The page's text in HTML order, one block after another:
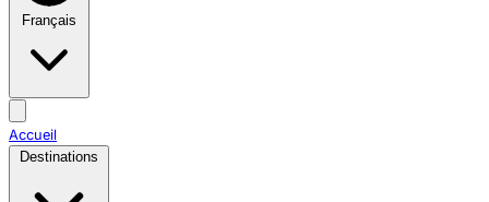
Français
Accueil
Destinations